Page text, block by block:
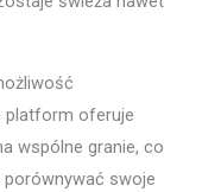
platform oferuje
wspólne granie, co
swoje